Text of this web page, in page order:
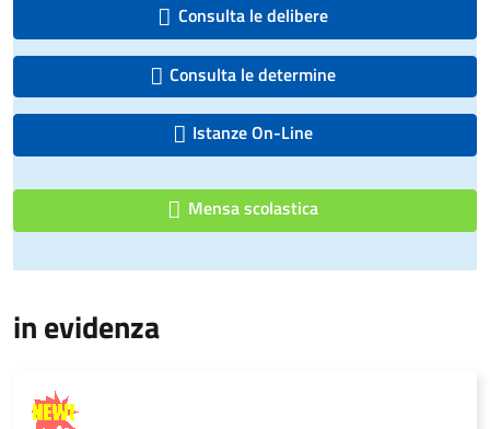
Consulta le delibere
Consulta le determine
Istanze On-Line
Mensa scolastica
in evidenza